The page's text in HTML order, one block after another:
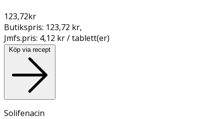
123,72kr
Butikspris: 123,72 kr,
Jmfs.pris: 4,12 kr / tablett(er)
Köp via recept
Solifenacin